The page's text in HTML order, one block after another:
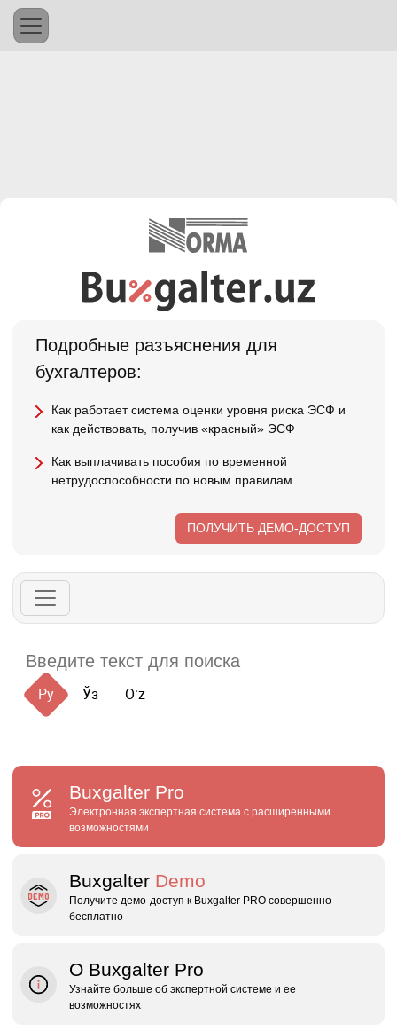
Подробные разъяснения для
бухгалтеров:
Как работает система оценки уровня риска ЭСФ и
как действовать, получив «красный» ЭСФ
Как выплачивать пособия по временной
нетрудоспособности по новым правилам
ПОЛУЧИТЬ ДЕМО-ДОСТУП
Ру Ўз Oʻz
Buxgalter Pro
Электронная экспертная система с расширенными
возможностями
Buxgalter Demo
Получите демо‑доступ к Buxgalter PRO совершенно
бесплатно
О Buxgalter Pro
Узнайте больше об экспертной системе и ее
возможностях